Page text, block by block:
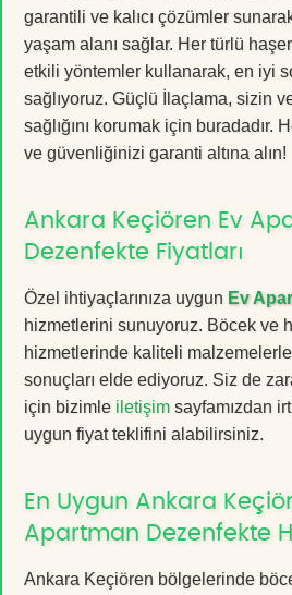
garantili ve kalıcı çözümler
yaşam alanı sağlar. Her türlü
etkili yöntemler kullanarak, en iyi
sağlıyoruz. Güçlü İlaçlama, sizin
sağlığını korumak için buradadır.
ve güvenliğinizi garanti altına alın!
Ankara Keçiören Ev
Dezenfekte Fiyatları
Özel ihtiyaçlarınıza uygun Ev
hizmetlerini sunuyoruz. Böcek ve
hizmetlerinde kaliteli
sonuçları elde ediyoruz. Siz de
için bizimle iletişim sayfamızdan
uygun fiyat teklifini alabilirsiniz.
En Uygun Ankara
Apartman Dezenfekte
Ankara Keçiören bölgelerinde